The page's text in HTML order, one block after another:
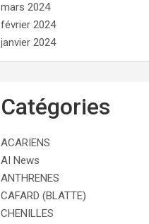
mars 2024
février 2024
janvier 2024
Catégories
ACARIENS
AI News
ANTHRENES
CAFARD (BLATTE)
CHENILLES